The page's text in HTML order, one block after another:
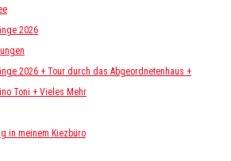
2026
2026 + Tour durch das Abgeordnetenhaus +
Toni + Vieles Mehr
in meinem Kiezbüro